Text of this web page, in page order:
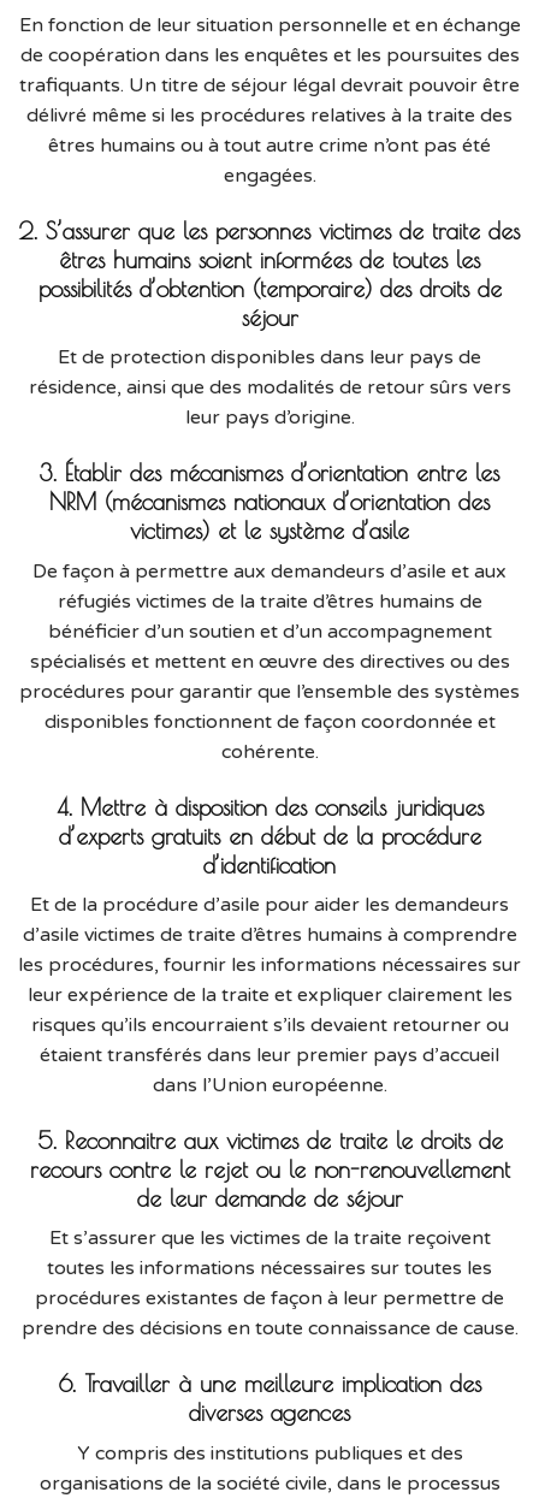
En fonction de leur situation personnelle et en échange
de coopération dans les enquêtes et les poursuites des
trafiquants. Un titre de séjour légal devrait pouvoir être
délivré même si les procédures relatives à la traite des
êtres humains ou à tout autre crime n’ont pas été
engagées.
2. S’assurer que les personnes victimes de traite des
êtres humains soient informées de toutes les
possibilités d’obtention (temporaire) des droits de
séjour
Et de protection disponibles dans leur pays de
résidence, ainsi que des modalités de retour sûrs vers
leur pays d’origine.
3. Établir des mécanismes d’orientation entre les
NRM (mécanismes nationaux d’orientation des
victimes) et le système d’asile
De façon à permettre aux demandeurs d’asile et aux
réfugiés victimes de la traite d’êtres humains de
bénéficier d’un soutien et d’un accompagnement
spécialisés et mettent en œuvre des directives ou des
procédures pour garantir que l’ensemble des systèmes
disponibles fonctionnent de façon coordonnée et
cohérente.
4. Mettre à disposition des conseils juridiques
d’experts gratuits en début de la procédure
d’identification
Et de la procédure d’asile pour aider les demandeurs
d’asile victimes de traite d’êtres humains à comprendre
les procédures, fournir les informations nécessaires sur
leur expérience de la traite et expliquer clairement les
risques qu’ils encourraient s’ils devaient retourner ou
étaient transférés dans leur premier pays d’accueil
dans l’Union européenne.
5. Reconnaitre aux victimes de traite le droits de
recours contre le rejet ou le non-renouvellement
de leur demande de séjour
Et s’assurer que les victimes de la traite reçoivent
toutes les informations nécessaires sur toutes les
procédures existantes de façon à leur permettre de
prendre des décisions en toute connaissance de cause.
6. Travailler à une meilleure implication des
diverses agences
Y compris des institutions publiques et des
organisations de la société civile, dans le processus